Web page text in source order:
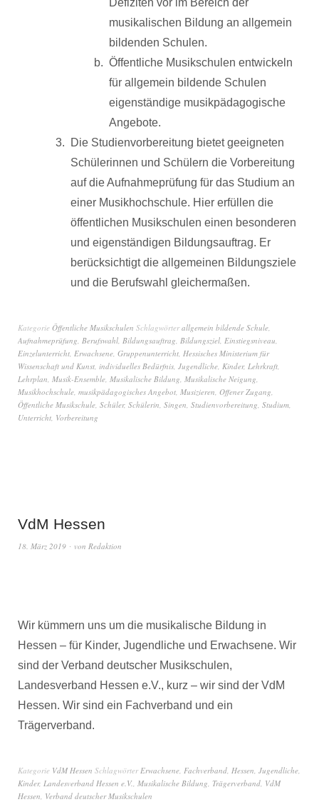
Defiziten vor im Bereich der
musikalischen Bildung an allgemein
bildenden Schulen.
Öffentliche Musikschulen entwickeln
für allgemein bildende Schulen
eigenständige musikpädagogische
Angebote.
Die Studienvorbereitung bietet geeigneten
Schülerinnen und Schülern die Vorbereitung
auf die Aufnahmeprüfung für das Studium an
einer Musikhochschule. Hier erfüllen die
öffentlichen Musikschulen einen besonderen
und eigenständigen Bildungsauftrag. Er
berücksichtigt die allgemeinen Bildungsziele
und die Berufswahl gleichermaßen.
Kategorie Öffentliche Musikschulen Schlagwörterallgemein bildende Schule,
Aufnahmeprüfung, Berufswahl, Bildungsauftrag, Bildungsziel, Einstiegsniveau,
Einzelunterricht, Erwachsene, Gruppenunterricht, Hessisches Ministerium für
Wissenschaft und Kunst, individuelles Bedürfnis, Jugendliche, Kinder, Lehrkraft,
Lehrplan, Musik-Ensemble, Musikalische Bildung, Musikalische Neigung,
Musikhochschule, musikpädagogisches Angebot, Musizieren, Offener Zugang,
Öffentliche Musikschule, Schüler, Schülerin, Singen, Studienvorbereitung, Studium,
Unterricht, Vorbereitung
VdM Hessen
18. März 2019 von Redaktion
Wir kümmern uns um die musikalische Bildung in
Hessen – für Kinder, Jugendliche und Erwachsene. Wir
sind der Verband deutscher Musikschulen,
Landesverband Hessen e.V., kurz – wir sind der VdM
Hessen. Wir sind ein Fachverband und ein
Trägerverband.
Kategorie VdM Hessen SchlagwörterErwachsene, Fachverband, Hessen, Jugendliche,
Kinder, Landesverband Hessen e.V., Musikalische Bildung, Trägerverband, VdM
Hessen, Verband deutscher Musikschulen